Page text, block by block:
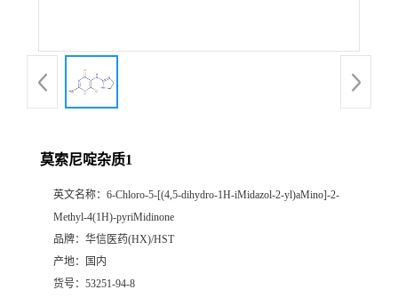
书
誉
莫索尼啶杂质1
英文名称： 6-Chloro-5-[(4,5-dihydro-1H-iMidazol-2-yl)aMino]-2-
Methyl-4(1H)-pyriMidinone
品牌： 华信医药(HX)/HST
产地：
国内
货号： 53251-94-8